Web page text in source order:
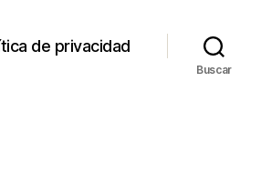
de privacidad
Buscar